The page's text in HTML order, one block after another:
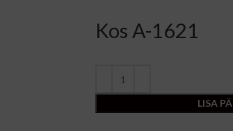
Kos A-1621
LISA